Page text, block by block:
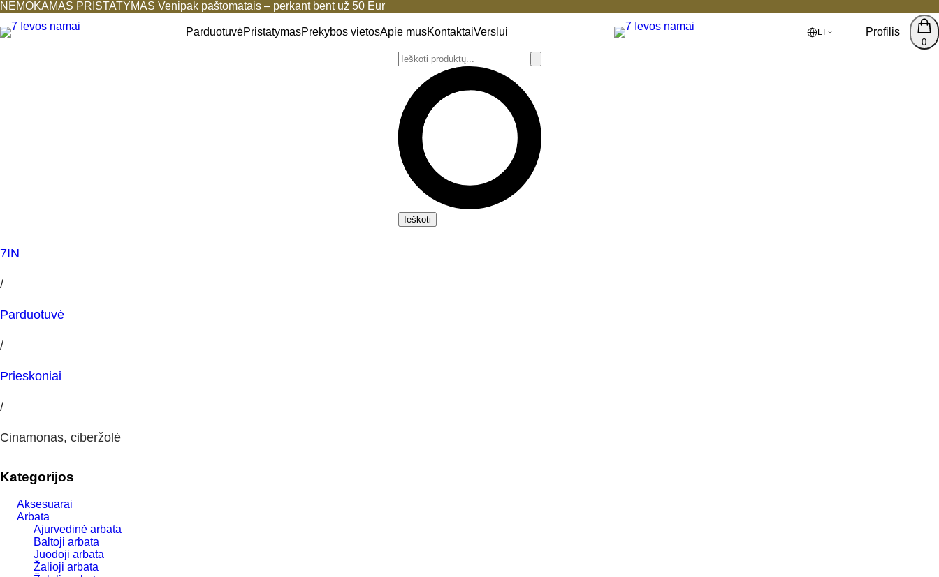
NEMOKAMAS PRISTATYMAS Venipak paštomatais – perkant bent už 50 Eur
ParduotuvėPristatymasPrekybos vietosApie musKontaktaiVerslui LT Profilis
0
Ieškoti
7IN
/
Parduotuvė
/
Prieskoniai
/
Cinamonas, ciberžolė
Kategorijos
Aksesuarai
Arbata
Ajurvedinė arbata
Baltoji arbata
Juodoji arbata
Žalioji arbata